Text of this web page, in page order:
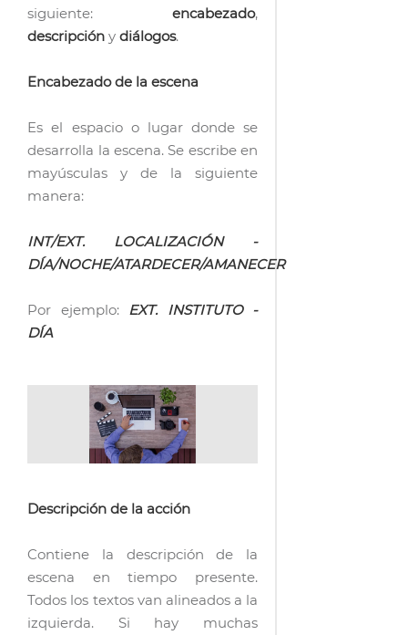
siguiente: encabezado,
descripción ydiálogos.
Encabezado de la escena
Es el espacio o lugar donde se
desarrolla la escena. Se escribe en
mayúsculas y de la siguiente
manera:
INT/EXT. LOCALIZACIÓN -
DÍA/NOCHE/ATARDECER/AMANECER
Por ejemplo: EXT. INSTITUTO -
DÍA
Descripción de la acción
Contiene la descripción de la
escena en tiempo presente.
Todos los textos van alineados a la
izquierda. Si hay muchas